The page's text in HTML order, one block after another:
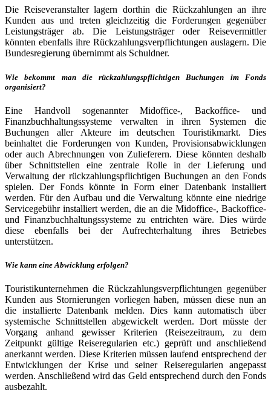
Die Reiseveranstalter lagern dorthin die Rückzahlungen an ihre
Kunden aus und treten gleichzeitig die Forderungen gegenüber
Leistungsträger ab. Die Leistungsträger oder Reisevermittler
könnten ebenfalls ihre Rückzahlungsverpflichtungen auslagern. Die
Bundesregierung übernimmt als Schuldner.
Wie bekommt man die rückzahlungspflichtigen Buchungen im Fonds
organisiert?
Eine Handvoll sogenannter Midoffice-, Backoffice- und
Finanzbuchhaltungssysteme verwalten in ihren Systemen die
Buchungen aller Akteure im deutschen Touristikmarkt. Dies
beinhaltet die Forderungen von Kunden, Provisionsabwicklungen
oder auch Abrechnungen von Zulieferern. Diese könnten deshalb
über Schnittstellen eine zentrale Rolle in der Lieferung und
Verwaltung der rückzahlungspflichtigen Buchungen an den Fonds
spielen. Der Fonds könnte in Form einer Datenbank installiert
werden. Für den Aufbau und die Verwaltung könnte eine niedrige
Servicegebühr installiert werden, die an die Midoffice-, Backoffice-
und Finanzbuchhaltungssysteme zu entrichten wäre. Dies würde
diese ebenfalls bei der Aufrechterhaltung ihres Betriebes
unterstützen.
Wie kann eine Abwicklung erfolgen?
Touristikunternehmen die Rückzahlungsverpflichtungen gegenüber
Kunden aus Stornierungen vorliegen haben, müssen diese nun an
die installierte Datenbank melden. Dies kann automatisch über
systemische Schnittstellen abgewickelt werden. Dort müsste der
Vorgang anhand gewisser Kriterien (Reisezeitraum, zu dem
Zeitpunkt gültige Reiseregularien etc.) geprüft und anschließend
anerkannt werden. Diese Kriterien müssen laufend entsprechend der
Entwicklungen der Krise und seiner Reiseregularien angepasst
werden. Anschließend wird das Geld entsprechend durch den Fonds
ausbezahlt.